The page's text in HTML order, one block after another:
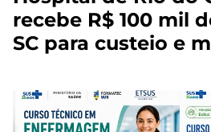
recebe R$ 100 mil
SC para custeio e